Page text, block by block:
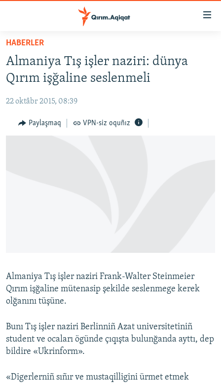
Esas
qaytmaq
Baş
navigatsiyağa
qaytmaq
qaytmaq
HABERLER
İQTİSADİYAT
CEMİYET
MEDENİYET
QOŞULIÑIZ!
RFE/RS bütün saytları
HABERLER
Almaniya Tış işler naziri: dünya
Qırım işğaline seslenmeli
22 oktâbr 2015, 08:39
Paylaşmaq VPN-siz oquñız
Almaniya Tış işler naziri Frank-Walter Steinmeier
Qırım işğaline mütenasip şekilde seslenmege kerek
olğanını tüşüne.
Bunı Tış işler naziri Berlinniñ Azat universitetiniñ
student ve ocaları ögünde çıqışta bulunğanda ayttı, dep
bildire «Ukrinform».
«Digerlerniñ sıñır ve mustaqilligini ürmet etmek